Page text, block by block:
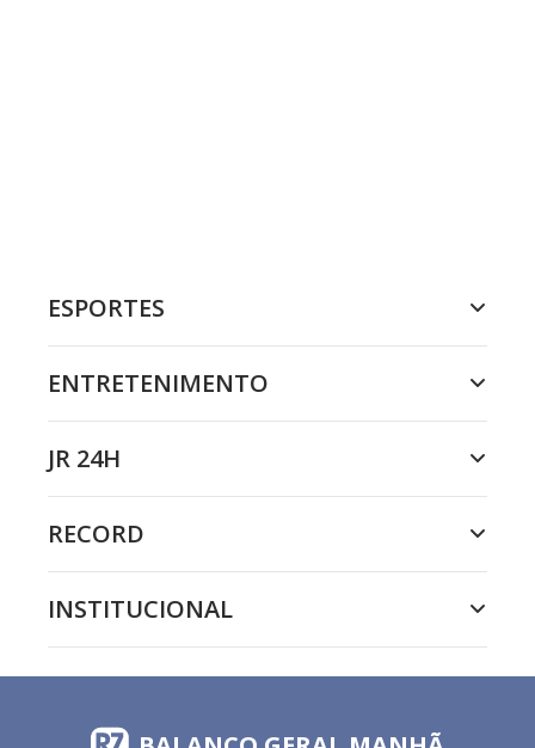
ESPORTES
ENTRETENIMENTO
JR 24H
RECORD
INSTITUCIONAL